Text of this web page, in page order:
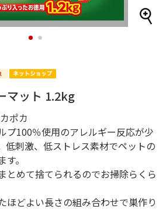
1 2
マット 1.2kg
ポカ
プ100％使用のアレルギー反応が少
低刺激、低ストレス素材でペットの
。
とめて捨てられるのでお掃除らくら
ほどよい長さの組み合わせで巣作り